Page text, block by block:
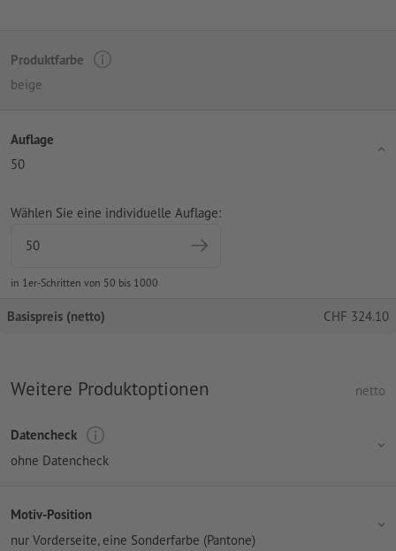
Produktfarbe
beige
Auflage
50
Wählen Sie eine individuelle Auflage:
in 1er-Schritten von 50 bis 1000
Basispreis (netto) CHF 324.10
Weitere Produktoptionen netto
Datencheck
ohne Datencheck
Motiv-Position
nur Vorderseite, eine Sonderfarbe (Pantone)